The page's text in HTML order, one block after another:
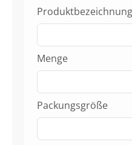
Produktbezeichnung
Menge
Packungsgröße